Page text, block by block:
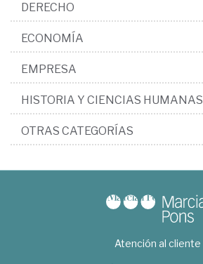
DERECHO
ECONOMÍA
EMPRESA
HISTORIA Y CIENCIAS HUMANAS
OTRAS CATEGORÍAS
Atención al cliente